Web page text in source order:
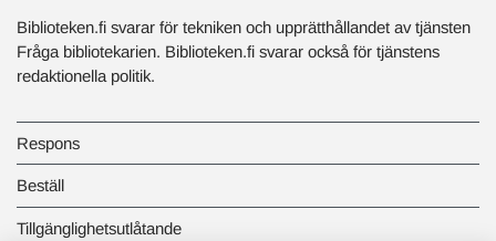
Biblioteken.fi svarar för tekniken och upprätthållandet av tjänsten
Fråga bibliotekarien. Biblioteken.fi svarar också för tjänstens
redaktionella politik.
Respons
Beställ
Tillgänglighetsutlåtande